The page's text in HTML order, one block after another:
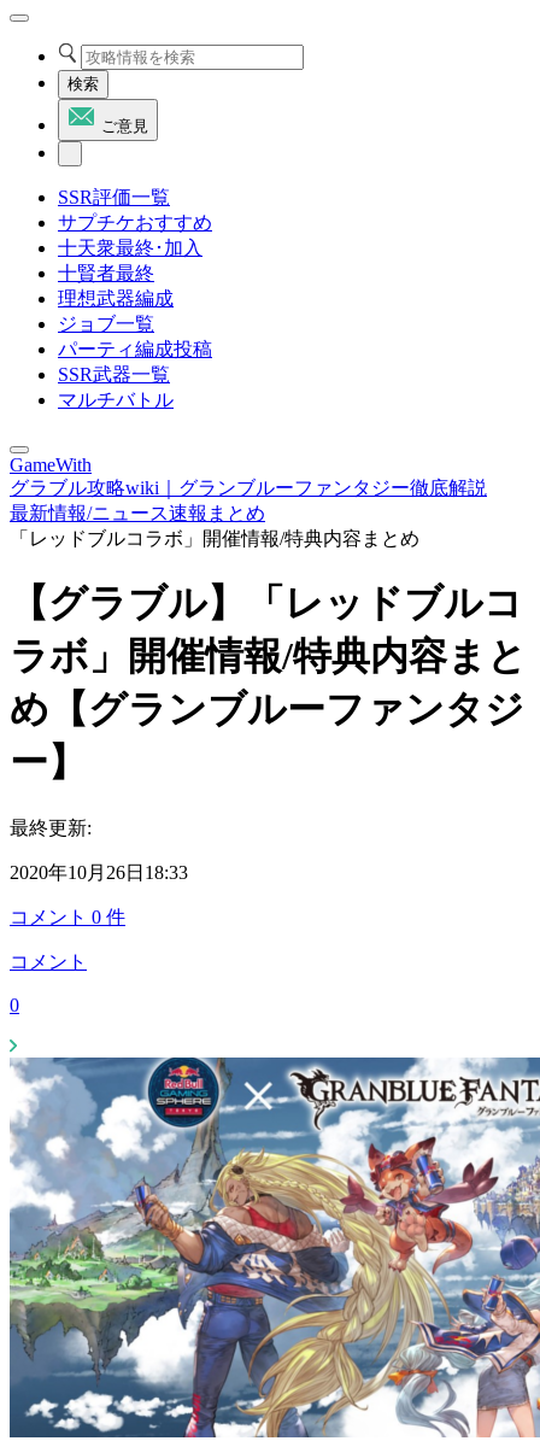
検索
ご意見
SSR評価一覧
サプチケおすすめ
十天衆最終･加入
十賢者最終
理想武器編成
ジョブ一覧
パーティ編成投稿
SSR武器一覧
マルチバトル
GameWith
グラブル攻略wiki｜グランブルーファンタジー徹底解説
最新情報/ニュース速報まとめ
「レッドブルコラボ」開催情報/特典内容まとめ
【グラブル】「レッドブルコ
ラボ」開催情報/特典内容まと
め【グランブルーファンタジ
ー】
最終更新:
2020年10月26日18:33
コメント 0 件
コメント
0